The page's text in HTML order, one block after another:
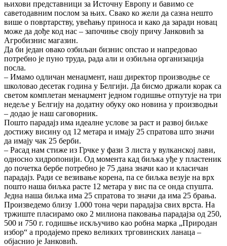
њихови представници за Источну Европу и бавимо се
саветодавним послом за њих. Свако ко жели да сазна нешто
више о повртарству, увећању приноса и како да заради новац
може да дође код нас – започиње своју причу Јанковић за
Агробизнис магазин.
Да би један овако озбиљан бизнис опстао и напредовао
потребно је пуно труда, рада али и озбиљна организација
посла.
– Имамо одличан менаџмент, наш директор производње се
школовао десетак година у Белгији. Да бисмо држали корак са
светом комплетан менаџмент једном годишње отпутује на три
недеље у Белгију на додатну обуку око новина у производњи
– додао је наш саговорник.
Пошто парадајз има идеалне услове за раст и развој биљке
достижу висину од 12 метара и имају 25 спратова што значи
да имају чак 25 берби.
– Расад нам стиже из Грчке у фази 3 листа у вулканској лави,
односно хидропонији. Од момента кад биљка уђе у пластеник
до почетка бербе потребно је 75 дана значи као и класичан
парадајз. Ради се везивање корена, па се биљка везује на врх
пошто наша биљка расте 12 метара у вис па се онда спушта.
Једна наша биљка има 25 спратова то значи да има 25 брања.
Произведемо близу 1.000 тона чери парадајза свих врста. На
тржиште пласирамо око 2 милиона паковања парадајза од 250,
500 и 750 г. годишње искључиво као робна марка „Природан
избор“ а продајемо преко великих трговинских ланаца –
објаснио је Јанковић.